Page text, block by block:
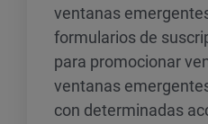
ventanas
formularios de
para promocionar
ventanas
con determinadas